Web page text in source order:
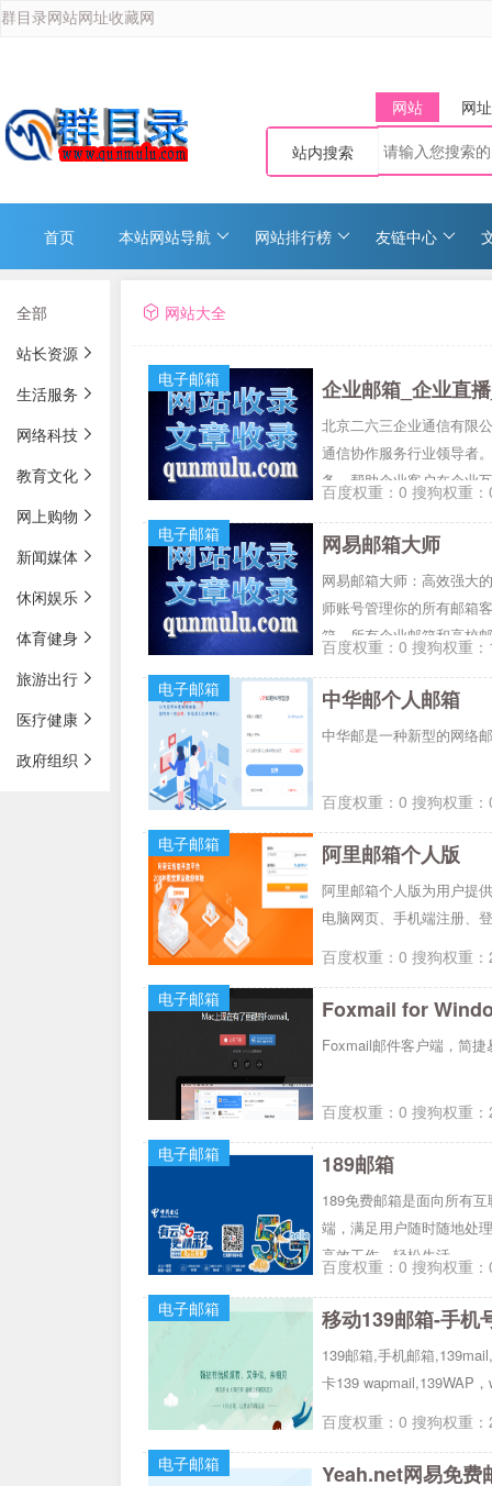
群目录网站网址收藏网
网站 网址
站内搜索
首页 本站网站导航 网站排行榜 友链中心
全部
站长资源
生活服务
网络科技
教育文化
网上购物
新闻媒体
休闲娱乐
体育健身
旅游出行
医疗健康
政府组织
网站大全
电子邮箱 企业邮箱_企业直
北京二六三企业通信有限
通信协作服务行业领导者
务，帮助企业客户在企业
百度权重：0 搜狗权重
电子邮箱
网易邮箱大师
网易邮箱大师：高效强大
师账号管理你的所有邮箱
箱、所有企业邮箱和高校
百度权重：0 搜狗权重
电子邮箱
中华邮个人邮箱
中华邮是一种新型的网络
百度权重：0 搜狗权重
电子邮箱
阿里邮箱个人版
阿里邮箱个人版为用户提
电脑网页、手机端注册、
百度权重：0 搜狗权重
电子邮箱
Foxmail for
Foxmail邮件客户端，简
百度权重：0 搜狗权重
电子邮箱
189邮箱
189免费邮箱是面向所有
端，满足用户随时随地处
高效工作、轻松生活。
百度权重：0 搜狗权重
电子邮箱
移动139邮箱-手机
139邮箱,手机邮箱
卡139 wapmail,139WAP
百度权重：0 搜狗权重
电子邮箱
Yeah.net网易免费